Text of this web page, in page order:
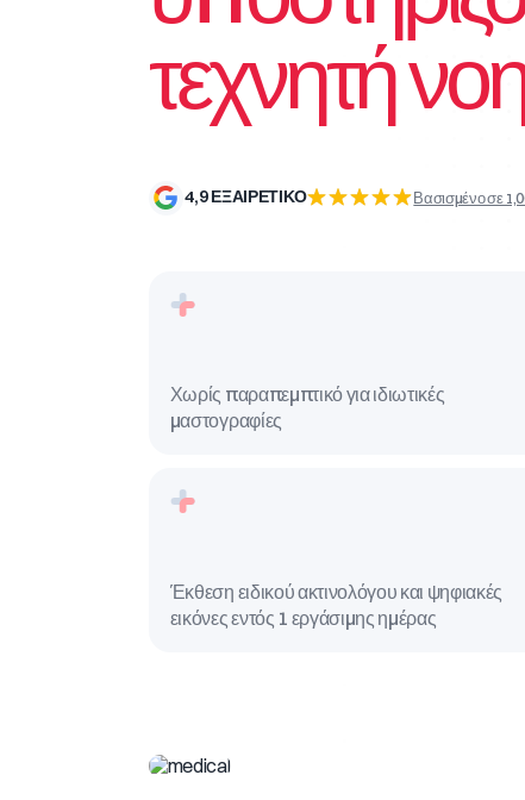
τεχνητή
4,9 ΕΞΑΙΡΕΤΙΚΟ Βασισμένο σε
Χωρίς παραπεμπτικό για ιδιωτικές
μαστογραφίες
Έκθεση ειδικού ακτινολόγου και ψηφιακές
εικόνες εντός 1 εργάσιμης ημέρας